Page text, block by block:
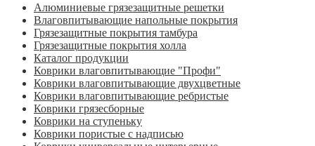
Алюминиевые грязезащитные решетки
Влаговпитывающие напольные покрытия
Грязезащитные покрытия тамбура
Грязезащитные покрытия холла
Каталог продукции
Коврики влаговпитывающие "Профи"
Коврики влаговпитывающие двухцветные
Коврики влаговпитывающие ребристые
Коврики грязесборные
Коврики на ступеньку
Коврики пористые с надписью